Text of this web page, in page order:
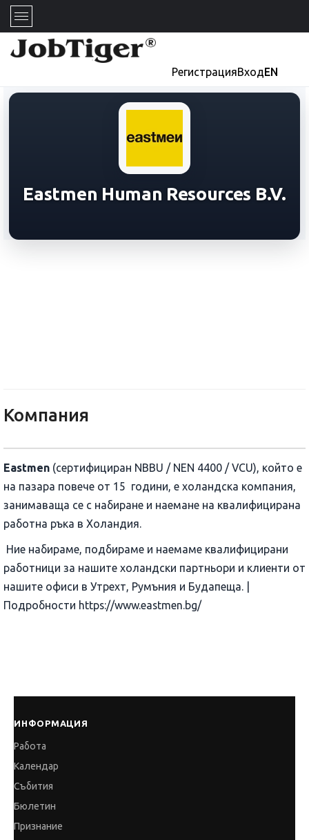
РегистрацияВходEN
Eastmen Human Resources B.V.
Компания
Eastmen (сертифициран NBBU / NEN 4400 / VCU), който е
на пазара повече от 15 години, е холандска компания,
занимаваща се с набиране и наемане на квалифицирана
работна ръка в Холандия.
Ние набираме, подбираме и наемаме квалифицирани
работници за нашите холандски партньори и клиенти от
нашите офиси в Утрехт, Румъния и Будапеща. |
Подробности https://www.eastmen.bg/
ИНФОРМАЦИЯ
Работа
Календар
Събития
Бюлетин
Признание